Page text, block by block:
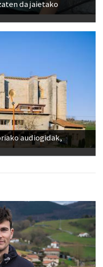
audiogidak,